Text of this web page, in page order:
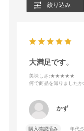
絞り込み
大満足です。
美味しさ :★★★★★
何で商品を知りましたか
かず
購入確認済み 年代: